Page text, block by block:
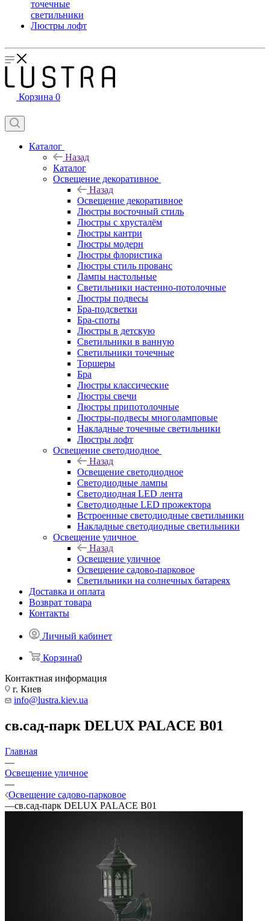
точечные
светильники
Люстры лофт
Корзина 0
Каталог
Назад
Каталог
Освещение декоративное
Назад
Освещение декоративное
Люстры восточный стиль
Люстры с хрусталём
Люстры кантри
Люстры модерн
Люстры флористика
Люстры стиль прованс
Лампы настольные
Светильники настенно-потолочные
Люстры подвесы
Бра-подсветки
Бра-споты
Люстры в детскую
Светильники в ванную
Светильники точечные
Торшеры
Бра
Люстры классические
Люстры свечи
Люстры припотолочные
Люстры-подвесы многоламповые
Накладные точечные светильники
Люстры лофт
Освещение светодиодное
Назад
Освещение светодиодное
Светодиодные лампы
Светодиодная LED лента
Светодиодные LED прожектора
Встроенные светодиодные светильники
Накладные светодиодные светильники
Освещение уличное
Назад
Освещение уличное
Освещение садово-парковое
Светильники на солнечных батареях
Доставка и оплата
Возврат товара
Контакты
Личный кабинет
Корзина0
Контактная информация
г. Киев
info@lustra.kiev.ua
св.сад-парк DELUX PALACE B01
Главная
—
Освещение уличное
—
Освещение садово-парковое
—св.сад-парк DELUX PALACE B01